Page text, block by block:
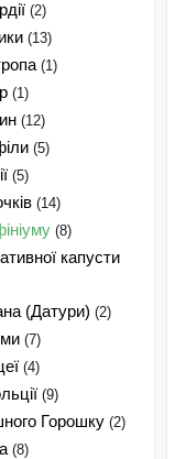
(2)
(13)
(1)
(1)
(12)
(5)
(5)
(14)
(8)
капусти
(Датури) (2)
(7)
(4)
(9)
Горошку (2)
(8)